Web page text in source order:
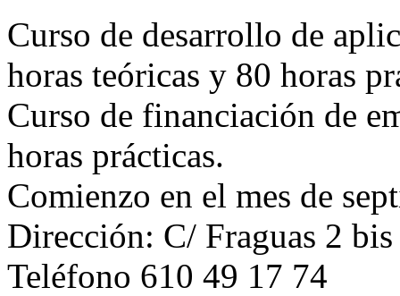
Curso de desarrollo de
horas teóricas y 80 horas
Curso de financiación de
horas prácticas.
Comienzo en el mes de
Dirección: C/ Fraguas 2
Teléfono 610 49 17 74